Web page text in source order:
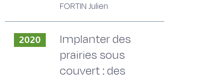
FORTIN Julien
2020
Implanter des
prairies sous
couvert : des